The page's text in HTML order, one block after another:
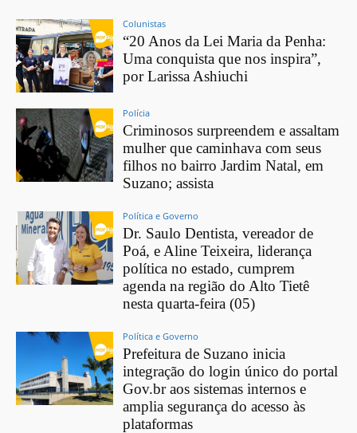
Colunistas
“20 Anos da Lei Maria da Penha:
Uma conquista que nos inspira”,
por Larissa Ashiuchi
Polícia
Criminosos surpreendem e assaltam
mulher que caminhava com seus
filhos no bairro Jardim Natal, em
Suzano; assista
Política e Governo
Dr. Saulo Dentista, vereador de
Poá, e Aline Teixeira, liderança
política no estado, cumprem
agenda na região do Alto Tietê
nesta quarta-feira (05)
Política e Governo
Prefeitura de Suzano inicia
integração do login único do portal
Gov.br aos sistemas internos e
amplia segurança do acesso às
plataformas